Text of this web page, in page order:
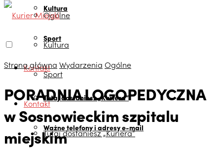
Kultura
Sport
Kontakt
Tutaj dostaniesz „Kuriera”
Ważne telefony i adresy e-mail
Ogólne
Kultura
Sport
Kontakt
Tutaj dostaniesz „Kuriera”
Strona główna Wydarzenia Ogólne
PORADNIA LOGOPEDYCZNA
w Sosnowieckim szpitalu
miejskim